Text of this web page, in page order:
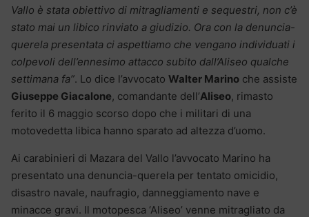
Vallo è stata obiettivo di mitragliamenti e sequestri, non c’è
stato mai un libico rinviato a giudizio. Ora con la denuncia-
querela presentata ci aspettiamo che vengano individuati i
colpevoli dell’ennesimo attacco subito dall’Aliseo qualche
settimana fa”. Lo dice l’avvocato Walter Marino che assiste
Giuseppe Giacalone, comandante dell’Aliseo, rimasto
ferito il 6 maggio scorso dopo che i militari di una
motovedetta libica hanno sparato ad altezza d’uomo.
Ai carabinieri di Mazara del Vallo l’avvocato Marino ha
presentato una denuncia-querela per tentato omicidio,
disastro navale, naufragio, danneggiamento nave e
minacce gravi. Il motopesca ‘Aliseo’ venne mitragliato da